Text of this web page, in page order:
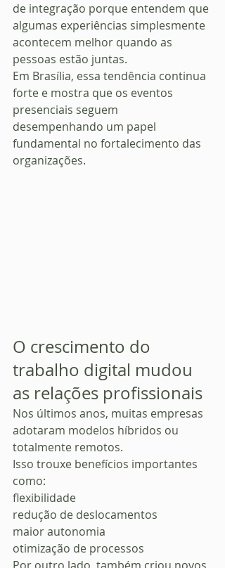
de integração porque entendem que
algumas experiências simplesmente
acontecem melhor quando as
pessoas estão juntas.
Em Brasília, essa tendência continua
forte e mostra que os eventos
presenciais seguem
desempenhando um papel
fundamental no fortalecimento das
organizações.
O crescimento do
trabalho digital mudou
as relações profissionais
Nos últimos anos, muitas empresas
adotaram modelos híbridos ou
totalmente remotos.
Isso trouxe benefícios importantes
como:
flexibilidade
redução de deslocamentos
maior autonomia
otimização de processos